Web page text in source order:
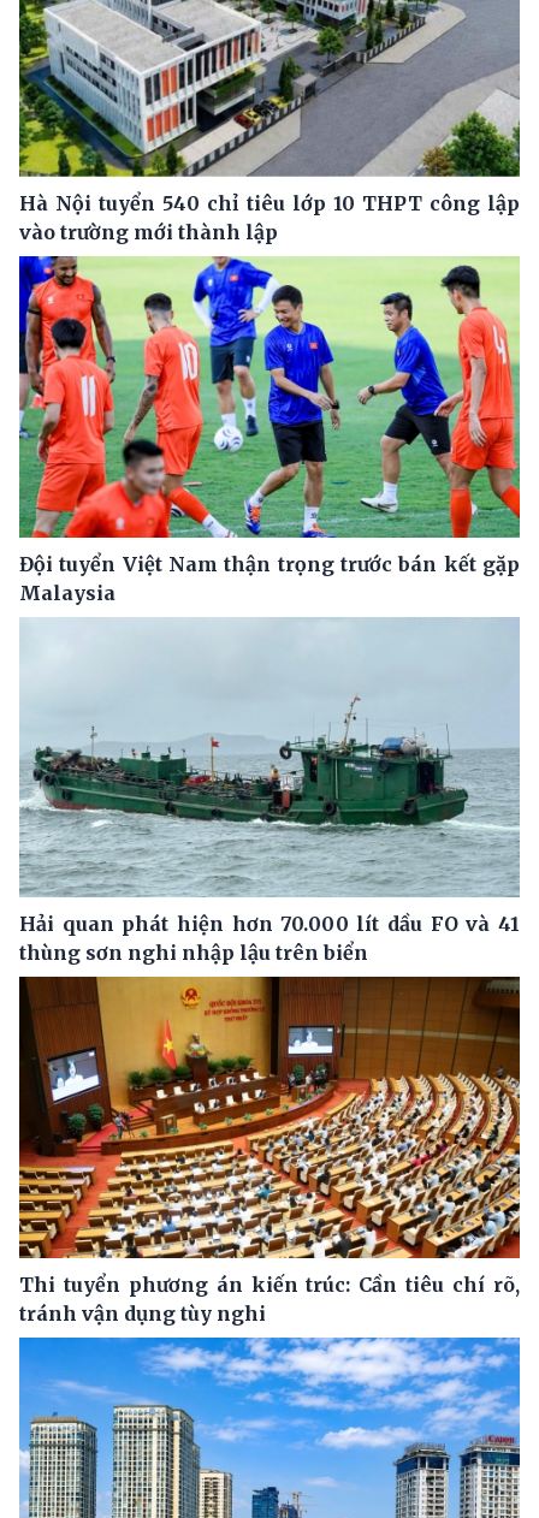
Hà Nội tuyển 540 chỉ tiêu lớp 10 THPT công lập
vào trường mới thành lập
Đội tuyển Việt Nam thận trọng trước bán kết gặp
Malaysia
Hải quan phát hiện hơn 70.000 lít dầu FO và 41
thùng sơn nghi nhập lậu trên biển
Thi tuyển phương án kiến trúc: Cần tiêu chí rõ,
tránh vận dụng tùy nghi